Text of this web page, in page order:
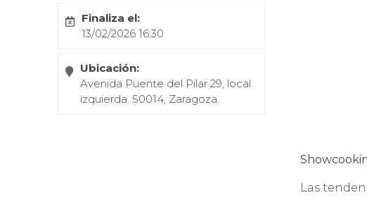
Finaliza el:
13/02/2026 16:30
Ubicación:
Avenida Puente del Pilar 29, local
izquierda. 50014, Zaragoza.
Las